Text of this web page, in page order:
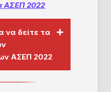
ΑΣΕΠ 2022
να δείτε τα
ΑΣΕΠ 2022